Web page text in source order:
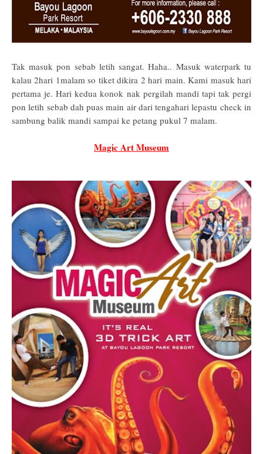
Tak masuk pon sebab letih sangat. Haha.. Masuk waterpark tu
kalau 2hari 1malam so tiket dikira 2 hari main. Kami masuk hari
pertama je. Hari kedua konok nak pergilah mandi tapi tak pergi
pon letih sebab dah puas main air dari tengahari lepastu check in
sambung balik mandi sampai ke petang pukul 7 malam.
Magic Art Museum